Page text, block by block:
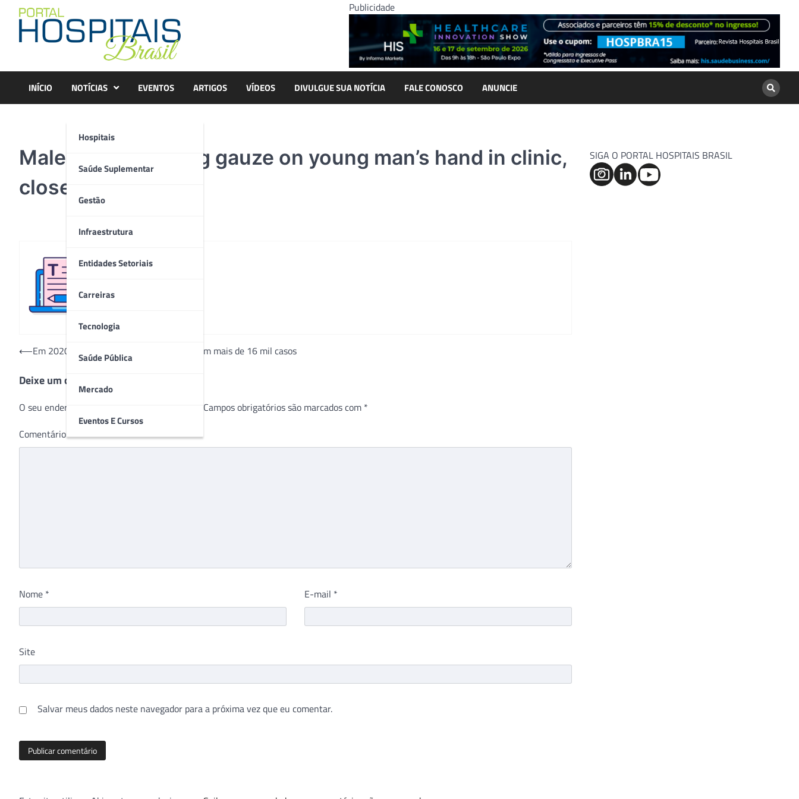
content
Publicidade
INÍCIO NOTÍCIAS
Hospitais
Saúde Suplementar
Gestão
Infraestrutura
Entidades Setoriais
Carreiras
Tecnologia
Saúde Pública
Mercado
Eventos E Cursos
EVENTOS ARTIGOS VÍDEOS DIVULGUE SUA NOTÍCIA FALE CONOSCO ANUNCIE
Male doctor putting gauze on young man’s hand in clinic,
closeup
Navegação
Post
⟵Em 2020, acidentes de trabalho registraram mais de 16 mil casos
Deixe um comentário
O seu endereço de e-mail não será publicado. Campos obrigatórios são marcados com *
Comentário*
Nome * E-mail *
Site
Salvar meus dados neste navegador para a próxima vez que eu comentar.
SIGA O PORTAL HOSPITAIS BRASIL